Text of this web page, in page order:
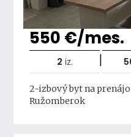
550 €/mes.
2 iz. |
2-izbový byt na
Ružomberok